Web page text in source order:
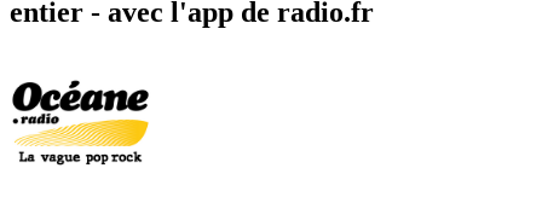
entier - avec l'app de radio.fr